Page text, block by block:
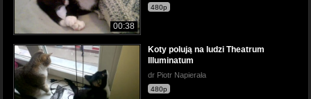
00:38
480p
Koty polują na ludzi Theatrum
Illuminatum
dr Piotr Napierała
480p